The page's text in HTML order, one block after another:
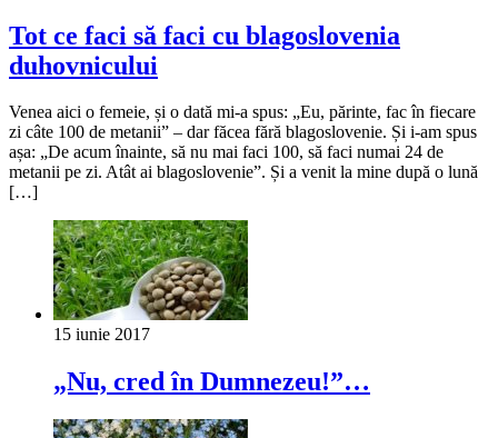
Tot ce faci să faci cu blagoslovenia
duhovnicului
Venea aici o femeie, și o dată mi-a spus: „Eu, părinte, fac în fiecare
zi câte 100 de metanii” – dar făcea fără blagoslovenie. Și i-am spus
așa: „De acum înainte, să nu mai faci 100, să faci numai 24 de
metanii pe zi. Atât ai blagoslovenie”. Și a venit la mine după o lună
[…]
15 iunie 2017
„Nu, cred în Dumnezeu!”…